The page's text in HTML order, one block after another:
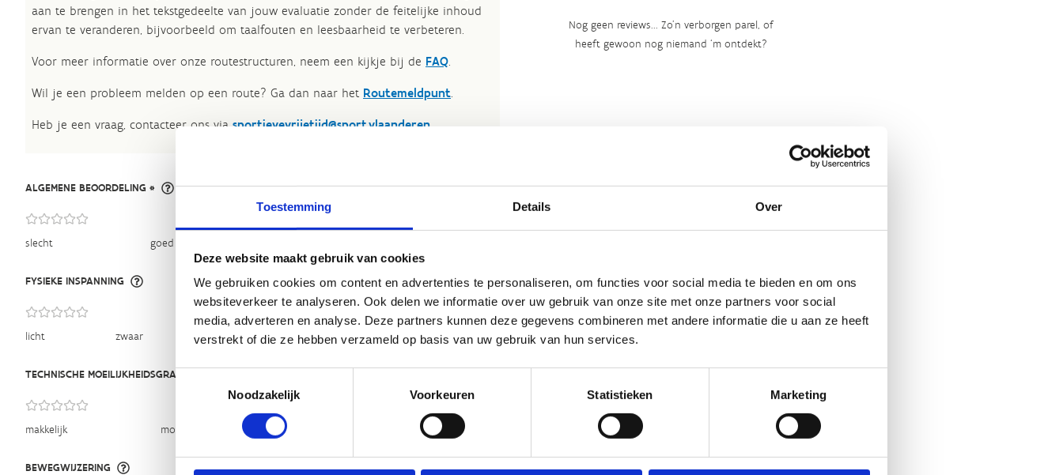
Toestemming Details Over
Deze website maakt gebruik van cookies
We gebruiken cookies om content en advertenties te personaliseren, om functies voor social media te bieden en om ons
websiteverkeer te analyseren. Ook delen we informatie over uw gebruik van onze site met onze partners voor social
media, adverteren en analyse. Deze partners kunnen deze gegevens combineren met andere informatie die u aan ze heeft
verstrekt of die ze hebben verzameld op basis van uw gebruik van hun services.
Toestemmingsselectie
Noodzakelijk
Voorkeuren Statistieken Marketing
aan te brengen in het tekstgedeelte van jouw evaluatie zonder de feitelijke inhoud
ervan te veranderen, bijvoorbeeld om taalfouten en leesbaarheid te verbeteren.​
Voor meer informatie over onze routestructuren, neem een kijkje bij de FAQ.
Wil je een probleem melden op een route? Ga dan naar het Routemeldpunt.
Heb je een vraag, contacteer ons via sportievevrijetijd@sport.vlaanderen
ALGEMENE BEOORDELING *
slecht goed
FYSIEKE INSPANNING
licht zwaar
TECHNISCHE MOEILIJKHEIDSGRAAD
makkelijk moeilijk
BEWEGWIJZERING
Nog geen reviews... Zo’n verborgen parel, of
heeft gewoon nog niemand ‘m ontdekt?